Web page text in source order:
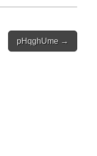
pHqghUme →